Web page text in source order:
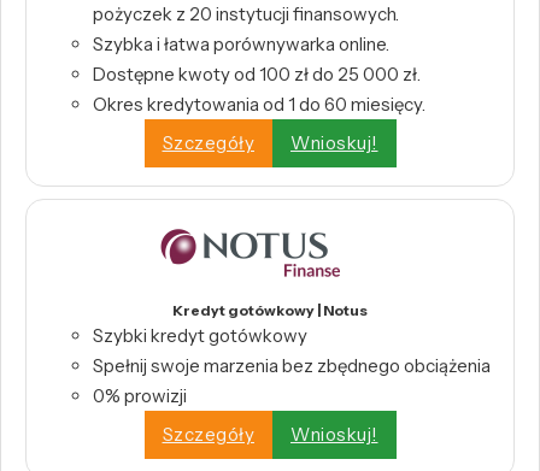
pożyczek z 20 instytucji finansowych.
Szybka i łatwa porównywarka online.
Dostępne kwoty od 100 zł do 25 000 zł.
Okres kredytowania od 1 do 60 miesięcy.
Szczegóły
Wnioskuj!
Kredyt gotówkowy | Notus
Szybki kredyt gotówkowy
Spełnij swoje marzenia bez zbędnego obciążenia
0% prowizji
Szczegóły
Wnioskuj!